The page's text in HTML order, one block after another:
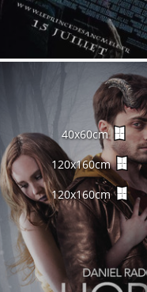
40x60cm
120x160cm
120x160cm